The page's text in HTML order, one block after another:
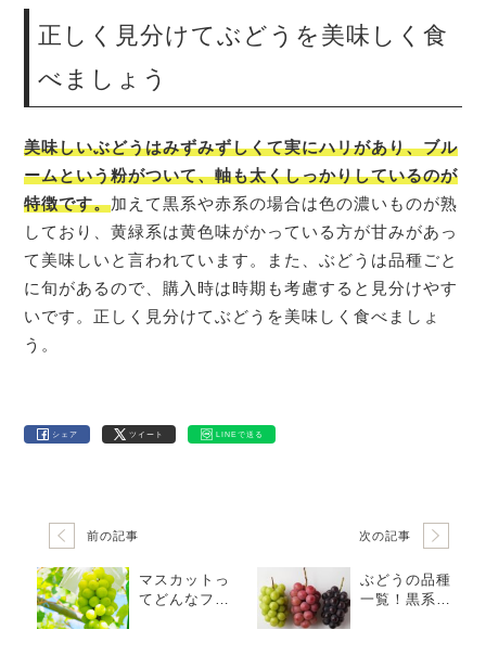
正しく見分けてぶどうを美味しく食
べましょう
美味しいぶどうはみずみずしくて実にハリがあり、ブル
ームという粉がついて、軸も太くしっかりしているのが
特徴です。加えて黒系や赤系の場合は色の濃いものが熟
しており、黄緑系は黄色味がかっている方が甘みがあっ
て美味しいと言われています。また、ぶどうは品種ごと
に旬があるので、購入時は時期も考慮すると見分けやす
いです。正しく見分けてぶどうを美味しく食べましょ
う。
シェア ツイート LINEで送る
前の記事
マスカットっ
てどんなフル
次の記事
ぶどうの品種
一覧！黒系や